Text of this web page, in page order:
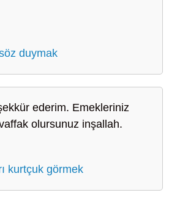
duymak
ederim. Emekleriniz
olursunuz inşallah.
kurtçuk görmek